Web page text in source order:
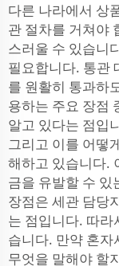
다른 나라에서 상
관 절차를 거쳐야
스러울 수 있습니
필요합니다. 통관
를 원활히 통과하
용하는 주요 장점
알고 있다는 점입
그리고 이를 어떻
해하고 있습니다.
금을 유발할 수 있
장점은 세관 담당
는 점입니다. 따라
습니다. 만약 혼자
무엇을 말해야 할